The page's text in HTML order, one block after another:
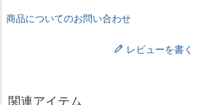
商品についてのお問い合わせ
レビューを書く
関連アイテム